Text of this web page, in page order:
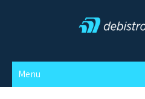
Debistronoom
Menu